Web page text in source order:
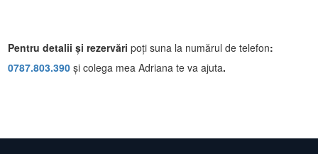
Pentru detalii și rezervări poți suna la numărul de telefon:
0787 .803.39 0 și colega mea Adriana te va ajuta.